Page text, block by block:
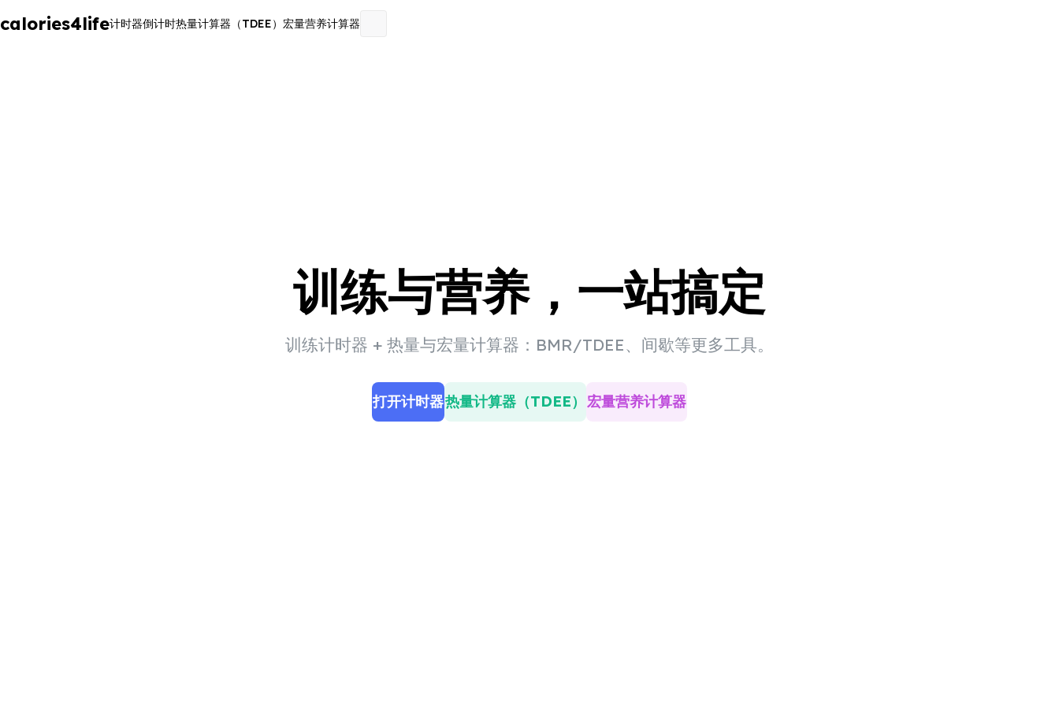
calories4life计时器倒计时热量计算器（TDEE） 宏量营养计算器
训练与营养，一站搞定
训练计时器 + 热量与宏量计算器：BMR/TDEE、间歇等更多工具。
打开计时器热量计算器（TDEE） 宏量营养计算器